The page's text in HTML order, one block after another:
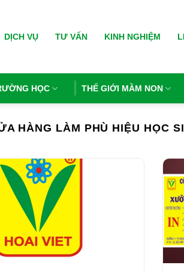
DỊCH VỤ TƯ VẤN KINH NGHIỆM
HỌC THẾ GIỚI MẦM NON
HÀNG LÀM PHÙ HIỆU HỌC